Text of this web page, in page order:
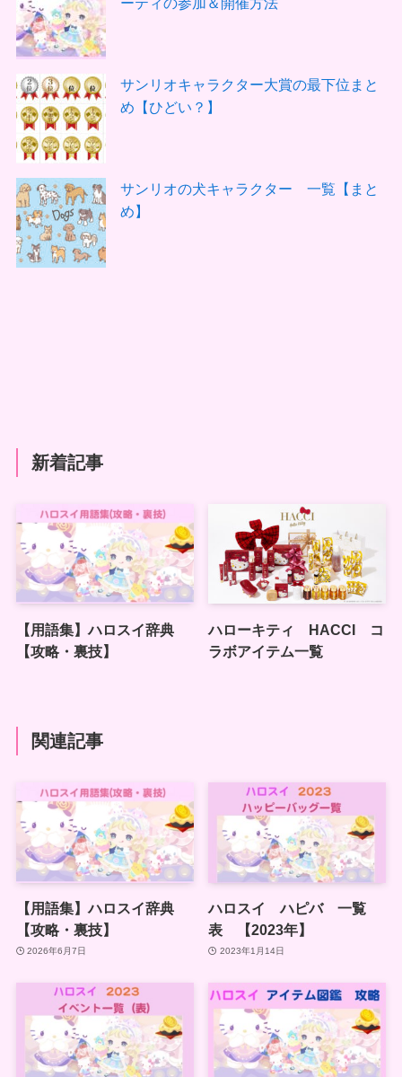
サンリオキャラクター大賞の最下位まと
め【ひどい？】
サンリオの犬キャラクター 一覧【まと
め】
新着記事
【用語集】ハロスイ辞典
【攻略・裏技】
ハローキティ HACCI コ
ラボアイテム一覧
関連記事
【用語集】ハロスイ辞典
【攻略・裏技】
2026年6月7日
ハロスイ ハピバ 一覧
表 【2023年】
2023年1月14日